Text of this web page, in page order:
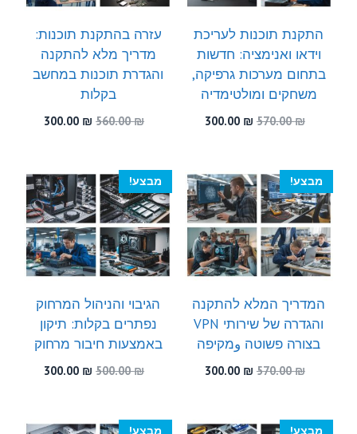
התקנת תוכנות לעריכת
וידאו ואנימציה: חדשות
בתחום מערכות גרפיקה,
משחקים ומולטימדיה
570.00₪
המחיר
570.00 ₪.
300.00 ₪
300.00 ₪.
עזרה בהתקנת תוכנות:
מדריך מלא להתקנה
והגדרת תוכנות במחשב
בקלות
560.00₪
המחיר
560.00 ₪.
300.00 ₪
המחיר
300.00 ₪.
מבצע!
המדריך המלא להתקנה
והגדרה של שירותי VPN
בצורה פשוטה وמקיפה
570.00₪
המחיר
570.00 ₪.
300.00 ₪
300.00 ₪.
מבצע!
הגיבוי והניהול המרחוק
נפתרים בקלות: תיקון
באמצעות חיבור מרחוק
500.00₪
המחיר
500.00 ₪.
300.00 ₪
המחיר
300.00 ₪.
מבצע! מבצע!